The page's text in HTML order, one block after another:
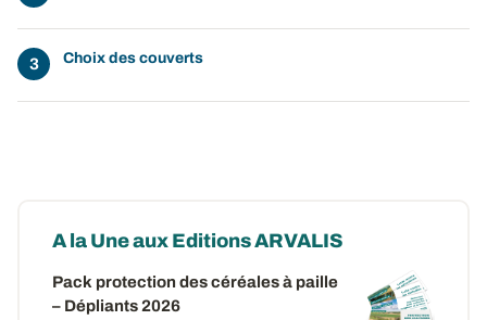
Choix des couverts
A la Une aux Editions ARVALIS
Pack protection des céréales à paille
– Dépliants 2026